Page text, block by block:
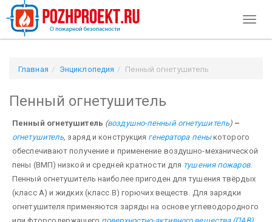
Главная Энциклопедия Пенный огнетушитель
Пенный огнетушитель
Пенный огнетушитель (воздушно-пенный огнетушитель) –
огнетушитель, заряд и конструкция генератора пеныкоторого
обеспечивают получение и применение воздушно-механической
пены (ВМП) низкой и средней кратности для тушения пожаров.
Пенный огнетушитель наиболее пригоден для тушения твёрдых
(класс А) и жидких (класс В) горючих веществ. Для зарядки
огнетушителя применяются заряды на основе углеводородного
или фторсодержащего поверхностно-активного вещества (ПАВ).